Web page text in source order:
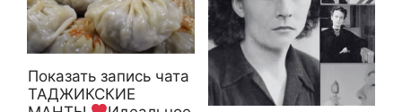
Показать запись чата
ТАДЖИКСКИЕ